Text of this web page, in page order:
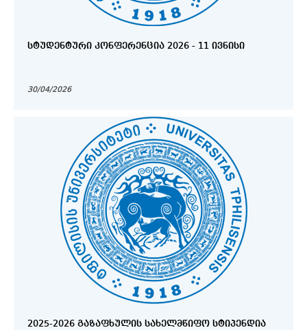
ᲡᲢᲣᲓᲔᲜᲢᲣᲠᲘ ᲙᲝᲜᲤᲔᲠᲔᲜᲪᲘᲐ 2026 - 11 ᲘᲕᲜᲘᲡᲘ
30/04/2026
2025-2026 ᲒᲐᲖᲐᲤᲮᲣᲚᲘᲡ ᲡᲐᲮᲔᲚᲛᲬᲘᲤᲝ ᲡᲢᲘᲞᲔᲜᲓᲘᲐ